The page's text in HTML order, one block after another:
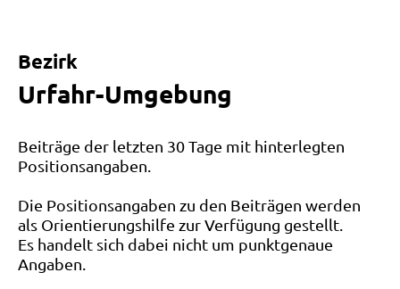
−
Bezirk
Urfahr-Umgebung
Beiträge der letzten 30 Tage mit hinterlegten
Positionsangaben.
Die Positionsangaben zu den Beiträgen werden
als Orientierungshilfe zur Verfügung gestellt.
Es handelt sich dabei nicht um punktgenaue
Angaben.